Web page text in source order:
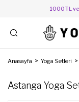
1000TL ve
Anasayfa Yoga Setleri
Astanga Yoga